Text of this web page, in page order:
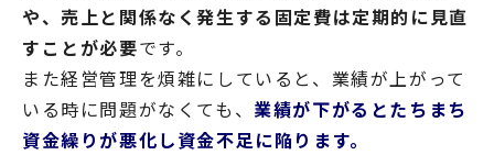
や、売上と関係なく発生する固定費は定期的に見直
すことが必要です。
また経営管理を煩雑にしていると、業績が上がって
いる時に問題がなくても、 業績が下がるとたちまち
資金繰りが悪化し資金不足に陥ります。